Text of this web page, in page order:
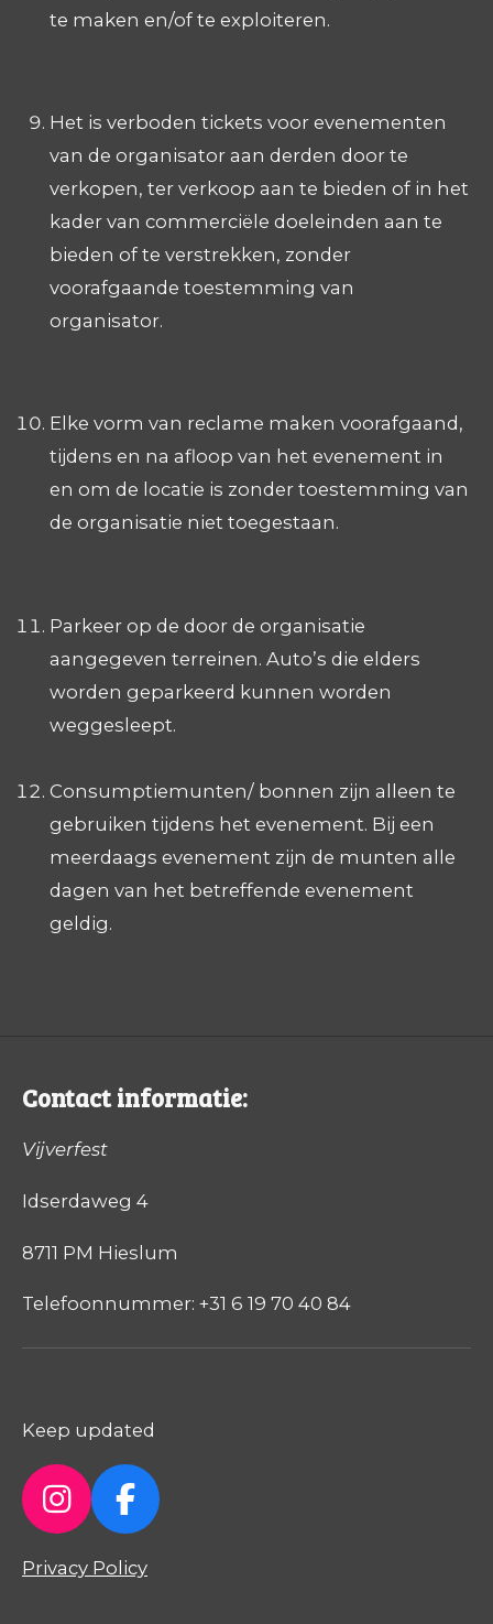
te maken en/of te exploiteren.
Het is verboden tickets voor evenementen
van de organisator aan derden door te
verkopen, ter verkoop aan te bieden of in het
kader van commerciële doeleinden aan te
bieden of te verstrekken, zonder
voorafgaande toestemming van
organisator.
Elke vorm van reclame maken voorafgaand,
tijdens en na afloop van het evenement in
en om de locatie is zonder toestemming van
de organisatie niet toegestaan.
Parkeer op de door de organisatie
aangegeven terreinen. Auto’s die elders
worden geparkeerd kunnen worden
weggesleept.
Consumptiemunten/ bonnen zijn alleen te
gebruiken tijdens het evenement. Bij een
meerdaags evenement zijn de munten alle
dagen van het betreffende evenement
geldig.
Contact informatie:
Vijverfest
Idserdaweg 4
8711 PM Hieslum
Telefoonnummer: +31 6 19 70 40 84
Keep updated
I
s
F
c
Privacy Policy